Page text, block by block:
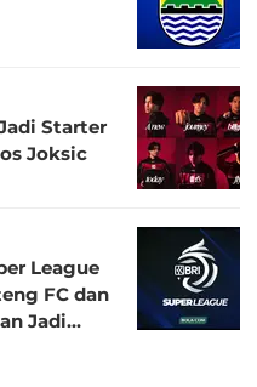
Starter
Joksic
League
FC dan
Jadi